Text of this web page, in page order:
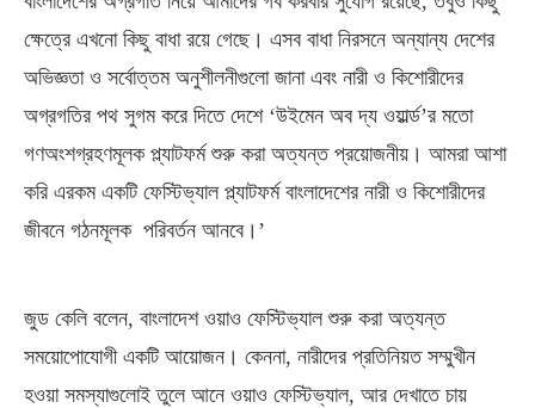
ক্ষেত্রে এখনো কিছু বাধা রয়ে গেছে। এসব বাধা নিরসনে অন্যান্য দেশের
অভিজ্ঞতা ও সর্বোত্তম অনুশীলনীগুলো জানা এবং নারী ও কিশোরীদের
অগ্রগতির পথ সুগম করে দিতে দেশে ‘উইমেন অব দ্য ওয়ার্ল্ড’র মতো
গণঅংশগ্রহণমূলক প্ল্যাটফর্ম শুরু করা অত্যন্ত প্রয়োজনীয়। আমরা আশা
করি এরকম একটি ফেস্টিভ্যাল প্ল্যাটফর্ম বাংলাদেশের নারী ও কিশোরীদের
জীবনে গঠনমূলক পরিবর্তন আনবে।’
জুড কেলি বলেন, বাংলাদেশ ওয়াও ফেস্টিভ্যাল শুরু করা অত্যন্ত
সময়োপোযোগী একটি আয়োজন। কেননা, নারীদের প্রতিনিয়ত সম্মুখীন
হওয়া সমস্যাগুলোই তুলে আনে ওয়াও ফেস্টিভ্যাল, আর দেখাতে চায়